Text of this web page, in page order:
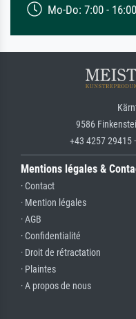
Mo-Do: 7:00 -
9586
+43 4257 29415
Mentions légales &
· Contact
· Mention légales
· AGB
· Confidentialité
· Droit de rétractation
· Plaintes
· A propos de nous